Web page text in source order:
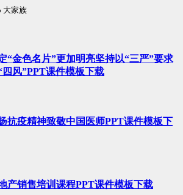
大家族
“金色名片”更加明亮坚持以“三严”要求
风”PPT课件模板下载
抗疫精神致敬中国医师PPT课件模板下
产销售培训课程PPT课件模板下载